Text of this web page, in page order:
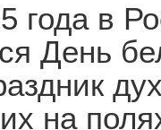
года в
День
на